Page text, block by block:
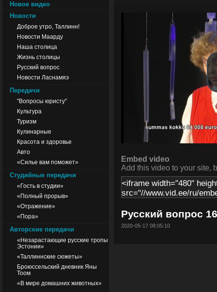
Новое видео
Новости
Доброе утро, Таллинн!
Новости Маарду
Наша столица
Жизнь столицы
Русский вопрос
Новости Ласнамяэ
Передачи
"Вопросы юристу"
Культура
Туризм
Кулинарные
Красота и здоровье
Авто
«Силье вам поможет»
Студийные передачи
«Гость в студии»
«Полный прорыв»
«Отражение»
«Пора»
Авторские передачи
«Незарастающие русские тропы
Эстонии»
«Таллиннские сюжеты»
Броюссельский дневник Яны
Тоом
«В мире домашних животных»
Embed video
Add this video to your site,
Русский вопрос
2020-05-17 08:05:10